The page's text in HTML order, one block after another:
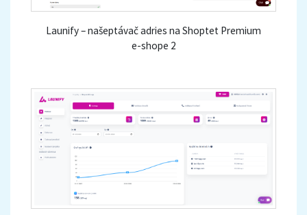
Launify – našeptávač adries na Shoptet Premium
e-shope 2